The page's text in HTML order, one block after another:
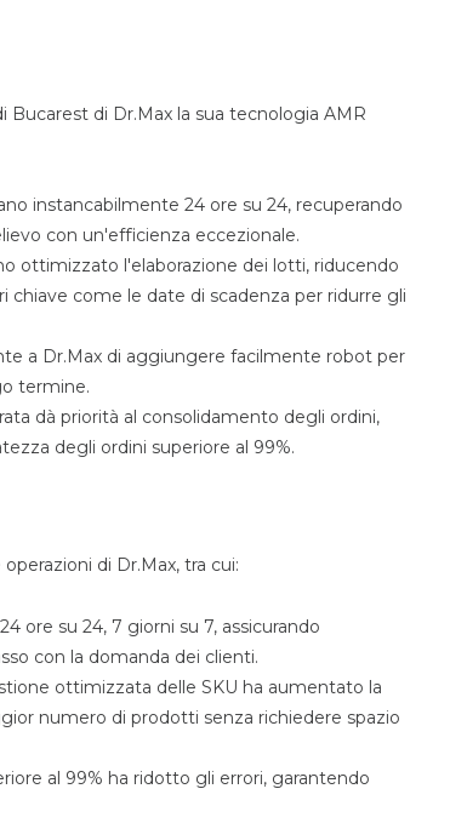
di Dr.Max la sua tecnologia AMR
instancabilmente 24 ore su 24, recuperando
con un'efficienza eccezionale.
ottimizzato l'elaborazione dei lotti, riducendo
chiave come le date di scadenza per ridurre gli
a Dr.Max di aggiungere facilmente robot per
termine.
dà priorità al consolidamento degli ordini,
degli ordini superiore al 99%.
di Dr.Max, tra cui:
ore su 24, 7 giorni su 7, assicurando
con la domanda dei clienti.
ottimizzata delle SKU ha aumentato la
numero di prodotti senza richiedere spazio
al 99% ha ridotto gli errori, garantendo